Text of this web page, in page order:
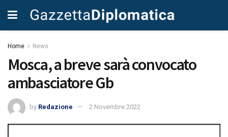
Home News
Mosca, a breve sarà convocato
ambasciatore Gb
by Redazione 2 Novembre 2022